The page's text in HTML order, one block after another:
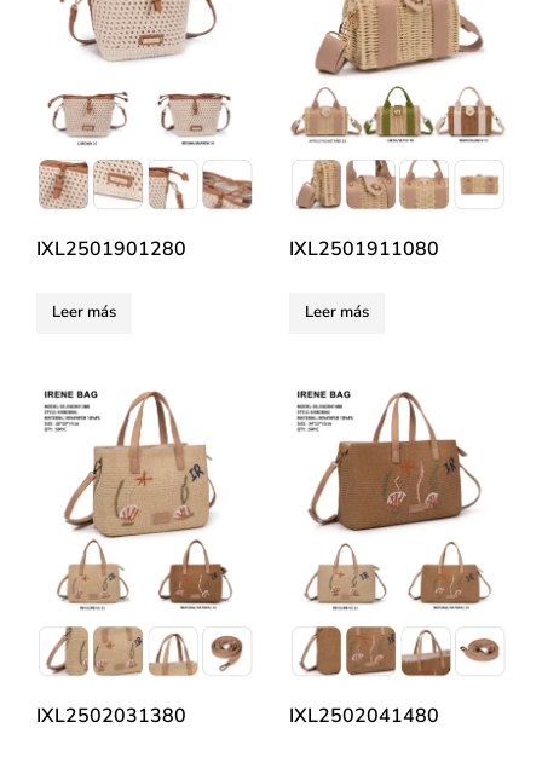
IXL2501901280
Leer más
IXL2501911080
Leer más
IXL2502031380 IXL2502041480